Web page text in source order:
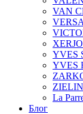
VAN
YVES
YVES
La
Блог